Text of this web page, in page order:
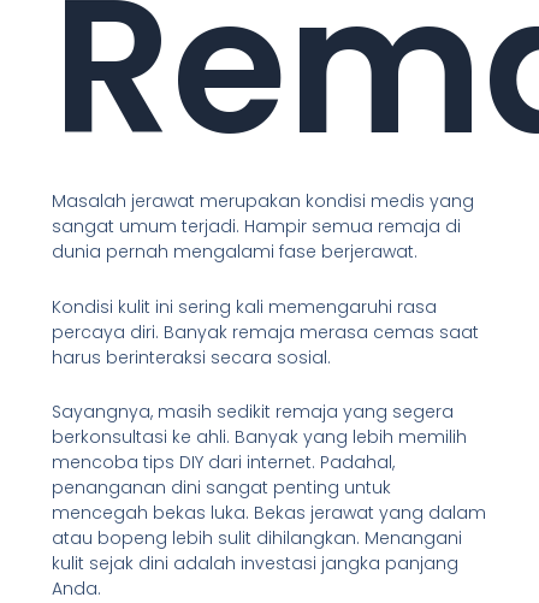
Masalah jerawat merupakan kondisi medis yang
sangat umum terjadi. Hampir semua remaja di
dunia pernah mengalami fase berjerawat.
Kondisi kulit ini sering kali memengaruhi rasa
percaya diri. Banyak remaja merasa cemas saat
harus berinteraksi secara sosial.
Sayangnya, masih sedikit remaja yang segera
berkonsultasi ke ahli. Banyak yang lebih memilih
mencoba tips DIY dari internet. Padahal,
penanganan dini sangat penting untuk
mencegah bekas luka. Bekas jerawat yang dalam
atau bopeng lebih sulit dihilangkan. Menangani
kulit sejak dini adalah investasi jangka panjang
Anda.